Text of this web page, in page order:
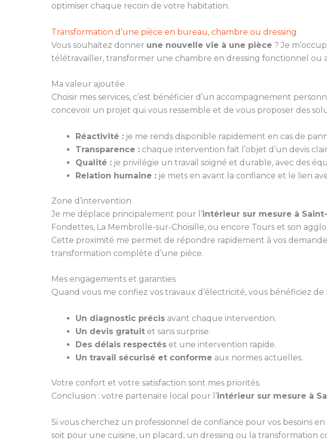
optimiser chaque recoin de votre habitation.
Transformation d’une pièce en bureau, chambre ou dressing
Vous souhaitez donner une nouvelle vie à une pièce ? Je
télétravailler, transformer une chambre en dressing fonctionnel ou
Ma valeur ajoutée
Choisir mes services, c’est bénéficier d’un accompagnement
concevoir un projet qui vous ressemble et de vous proposer des
Réactivité : je me rends disponible rapidement en cas de
Transparence : chaque intervention fait l’objet d’un devis
Qualité : je privilégie un travail soigné et durable, avec des
Relation humaine : je mets en avant la confiance et le lien
Zone d’intervention
Je me déplace principalement pour l’intérieur sur mesure à
Fondettes, La Membrolle-sur-Choisille, ou encore Tours et son
Cette proximité me permet de répondre rapidement à vos
transformation complète d’une pièce.
Mes engagements et garanties
Quand vous me confiez vos travaux d’électricité, vous bénéficiez de :
Un diagnostic précis avant chaque intervention.
Un devis gratuit et sans surprise.
Des délais respectés et une intervention rapide.
Un travail sécurisé et conforme aux normes actuelles.
Votre confort et votre satisfaction sont mes priorités.
Conclusion : votre partenaire local pour l’intérieur sur mesure à
Si vous cherchez un professionnel de confiance pour vos besoins en
soit pour une cuisine, un placard, un dressing ou la transformation